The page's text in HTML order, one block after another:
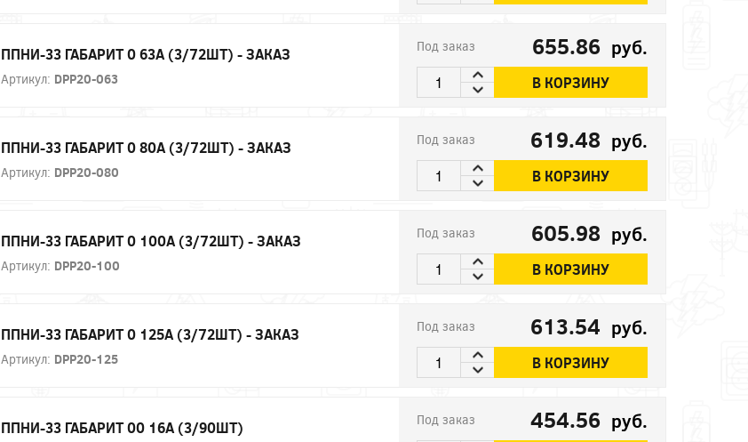
ППНИ-33 ГАБАРИТ 0 63А (3/72ШТ) - ЗАКАЗ
Артикул: DPP20-063
Под заказ 655.86 руб.
В КОРЗИНУ
ППНИ-33 ГАБАРИТ 0 80А (3/72ШТ) - ЗАКАЗ
Артикул: DPP20-080
Под заказ 619.48 руб.
В КОРЗИНУ
ППНИ-33 ГАБАРИТ 0 100А (3/72ШТ) - ЗАКАЗ
Артикул: DPP20-100
Под заказ 605.98 руб.
В КОРЗИНУ
ППНИ-33 ГАБАРИТ 0 125А (3/72ШТ) - ЗАКАЗ
Артикул: DPP20-125
Под заказ 613.54 руб.
В КОРЗИНУ
ППНИ-33 ГАБАРИТ 00 16А (3/90ШТ) Под заказ 454.56 руб.